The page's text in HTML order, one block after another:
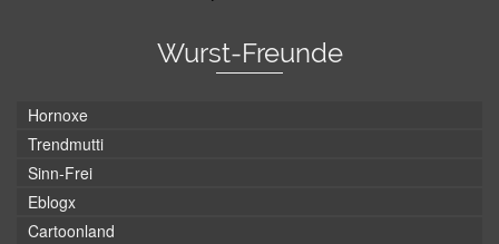
Wurst-Freunde
Hornoxe
Trendmutti
Sinn-Frei
Eblogx
Cartoonland